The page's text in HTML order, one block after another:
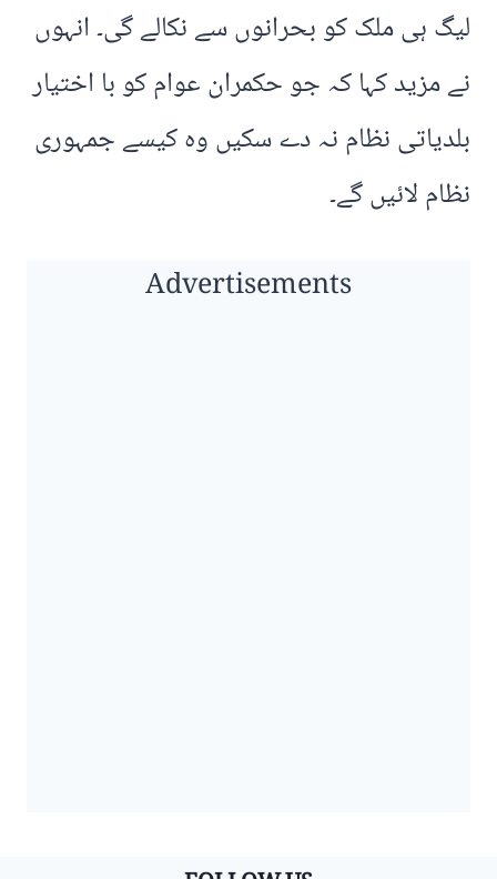
لیگ ہی ملک کو بحرانوں سے نکالے گی۔ انہوں
نے مزید کہا کہ جو حکمران عوام کو با اختیار
بلدیاتی نظام نہ دے سکیں وہ کیسے جمہوری
نظام لائیں گے۔
Advertisements